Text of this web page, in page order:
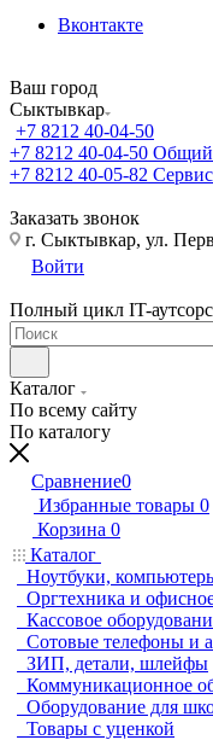
Вконтакте
Ваш город
Сыктывкар
+7 8212 40-04-50
+7 8212 40-04-50 Общий
+7 8212 40-05-82
Заказать звонок
г. Сыктывкар, ул.
Войти
Полный цикл IT-
Каталог
По всему сайту
По каталогу
Сравнение0
Избранные товары 0
Корзина 0
Каталог
Ноутбуки,
Оргтехника и
Кассовое
Сотовые телефоны и
ЗИП, детали, шлейфы
Коммуникационное
Оборудование для
Товары с уценкой